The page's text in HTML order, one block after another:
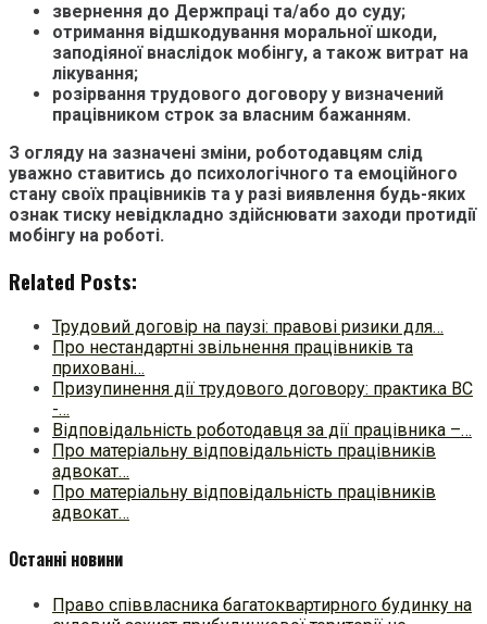
звернення до Держпраці та/або до суду;
отримання відшкодування моральної шкоди,
заподіяної внаслідок мобінгу, а також витрат на
лікування;
розірвання трудового договору у визначений
працівником строк за власним бажанням.
З огляду на зазначені зміни, роботодавцям слід
уважно ставитись до психологічного та емоційного
стану своїх працівників та у разі виявлення будь-яких
ознак тиску невідкладно здійснювати заходи протидії
мобінгу на роботі.
Related Posts:
Трудовий договір на паузі: правові ризики для…
Про нестандартні звільнення працівників та
приховані…
Призупинення дії трудового договору: практика ВС
-…
Відповідальність роботодавця за дії працівника –…
Про матеріальну відповідальність працівників
адвокат…
Про матеріальну відповідальність працівників
адвокат…
Останні новини
Право співвласника багатоквартирного будинку на